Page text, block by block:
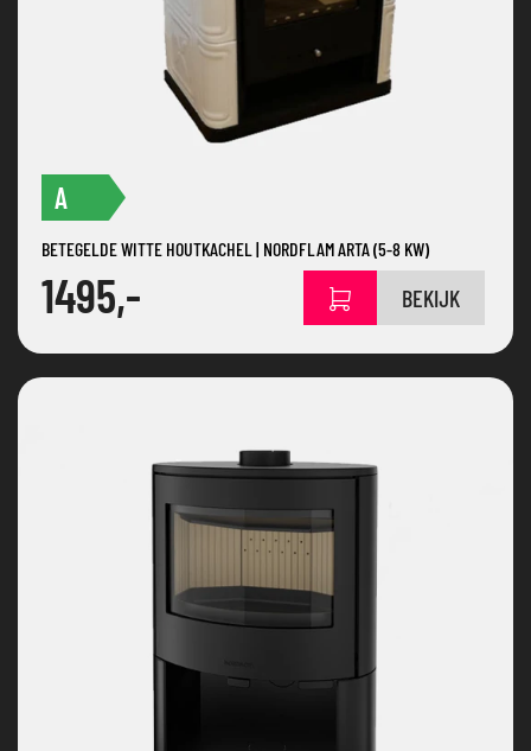
A
BETEGELDE WITTE HOUTKACHEL | NORDFLAM ARTA (5-8 KW)
1495,- BEKIJK